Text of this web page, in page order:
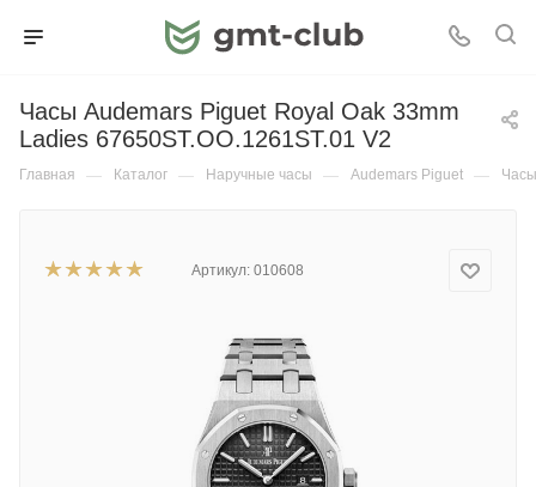
Часы Audemars Piguet Royal Oak 33mm
Ladies 67650ST.OO.1261ST.01 V2
Главная — Каталог — Наручные часы — Audemars Piguet —
Артикул: 010608